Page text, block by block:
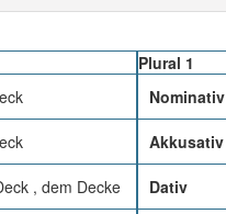
, dem Decke
Plural 1
Nominativ
Akkusativ
Dativ